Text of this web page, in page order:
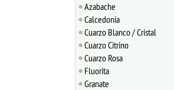
Azabache
Calcedonia
Cuarzo Blanco / Cristal
Cuarzo Citrino
Cuarzo Rosa
Fluorita
Granate